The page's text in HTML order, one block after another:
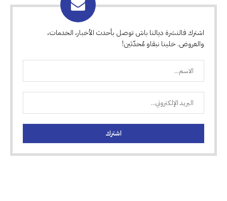
اشترك فالنشرة ديالنا باش توصل بأحدث الأخبار، الخدمات،
والعروض. خلينا نبقاو مُحدّثين!